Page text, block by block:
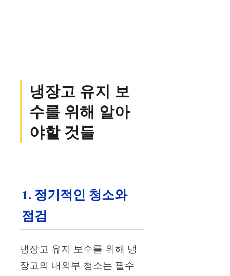
냉장고 유지 보
수를 위해 알아
야할 것들
1. 정기적인 청소와
점검
냉장고 유지 보수를 위해 냉
장고의 내외부 청소는 필수